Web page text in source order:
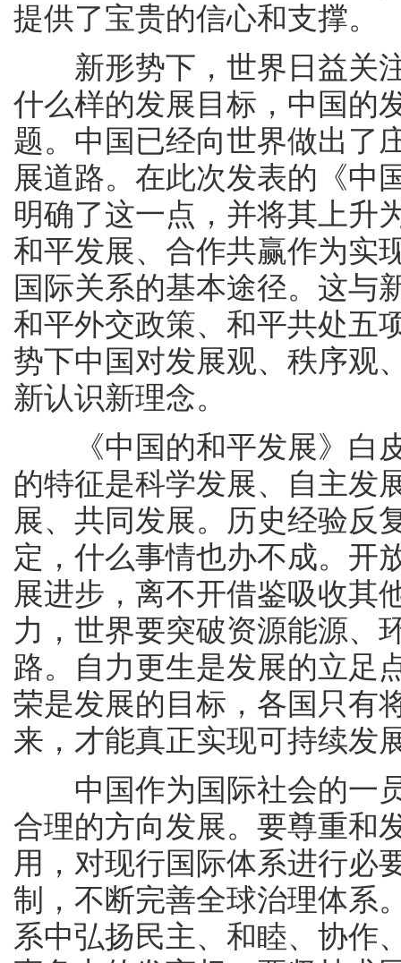
提供了宝贵的信心和支撑。
新形势下，世界日益关注
什么样的发展目标，中国的
题。中国已经向世界做出了
展道路。在此次发表的《中
明确了这一点，并将其上升
和平发展、合作共赢作为实
国际关系的基本途径。这与
和平外交政策、和平共处五
势下中国对发展观、秩序观
新认识新理念。
《中国的和平发展》白皮
的特征是科学发展、自主发
展、共同发展。历史经验反
定，什么事情也办不成。开
展进步，离不开借鉴吸收其
力，世界要突破资源能源、
路。自力更生是发展的立足
荣是发展的目标，各国只有
来，才能真正实现可持续发
中国作为国际社会的一员
合理的方向发展。要尊重和
用，对现行国际体系进行必
制，不断完善全球治理体系
系中弘扬民主、和睦、协作